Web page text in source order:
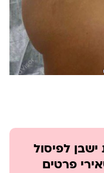
לפיסול
פרטים